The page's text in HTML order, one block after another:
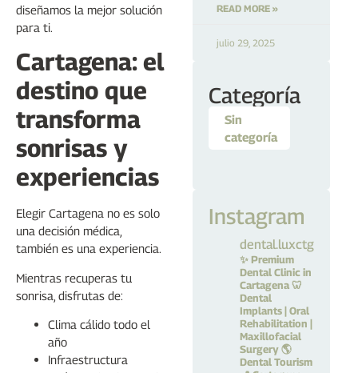
READ MORE »
julio 29, 2025
Categoría
Sin
categoría
Instagram
dental.luxctg
✨ Premium
Dental Clinic in
Cartagena 🦷
Dental
Implants | Oral
Rehabilitation |
Maxillofacial
Surgery🌎
Dental Tourism
diseñamos la mejor solución
para ti.
Cartagena: el
destino que
transforma
sonrisas y
experiencias
Elegir Cartagena no es solo
una decisión médica,
también es una experiencia.
Mientras recuperas tu
sonrisa, disfrutas de:
Clima cálido todo el
año
Infraestructura